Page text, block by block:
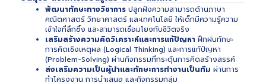
พัฒนาทักษะทางวิชาการ ปลูกฝังความสามารถด้านภาษา
คณิตศาสตร์ วิทยาศาสตร์ และเทคโนโลยี ให้เด็กมีความรู้ความ
เข้าใจที่ลึกซึ้ง และสามารถเชื่อมโยงกับชีวิตจริง
เสริมสร้างความคิดวิเคราะห์และการแก้ปัญหา ฝึกฝนทักษะ
การคิดเชิงเหตุผล (Logical Thinking) และการแก้ปัญหา
(Problem-Solving) ผ่านกิจกรรมที่กระตุ้นการคิดสร้างสรรค์
ส่งเสริมความเป็นผู้นำและทักษะการทำงานเป็นทีม ผ่านการ
ทำโครงงาน การนำเสนอ และกิจกรรมกลุ่ม